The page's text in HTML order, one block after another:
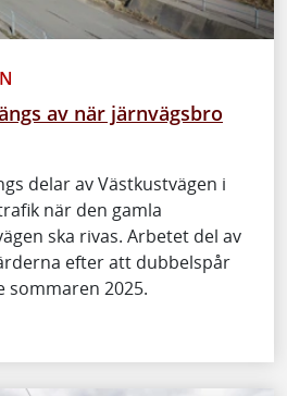
av när järnvägsbro
delar av Västkustvägen i
när den gamla
ska rivas. Arbetet del av
efter att dubbelspår
sommaren 2025.